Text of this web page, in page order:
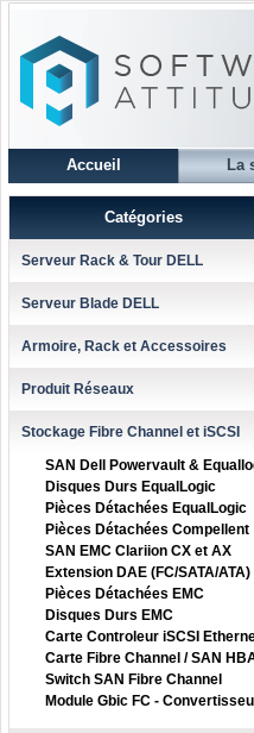
Accueil La
Catégories
Serveur Rack & Tour DELL
Serveur Blade DELL
Armoire, Rack et Accessoires
Produit Réseaux
Stockage Fibre Channel et iSCSI
SAN Dell Powervault &
Disques Durs EqualLogic
Pièces Détachées EqualLogic
Pièces Détachées Compellent
SAN EMC Clariion CX et AX
Extension DAE (FC/SATA/ATA)
Pièces Détachées EMC
Disques Durs EMC
Carte Controleur iSCSI
Carte Fibre Channel / SAN
Switch SAN Fibre Channel
Module Gbic FC -